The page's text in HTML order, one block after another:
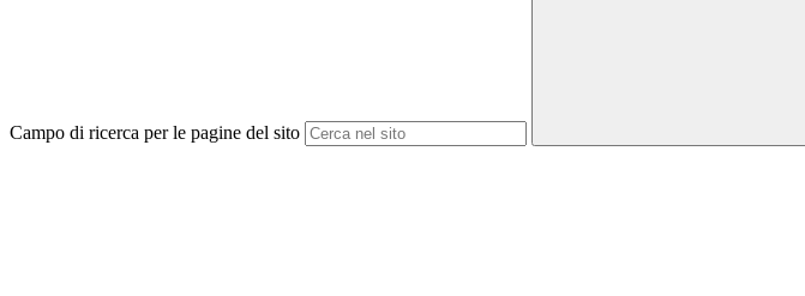
Campo di ricerca per le pagine del sito